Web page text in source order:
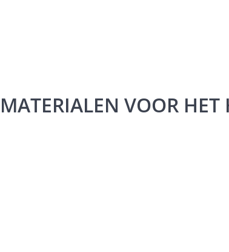
MATERIALEN VOOR